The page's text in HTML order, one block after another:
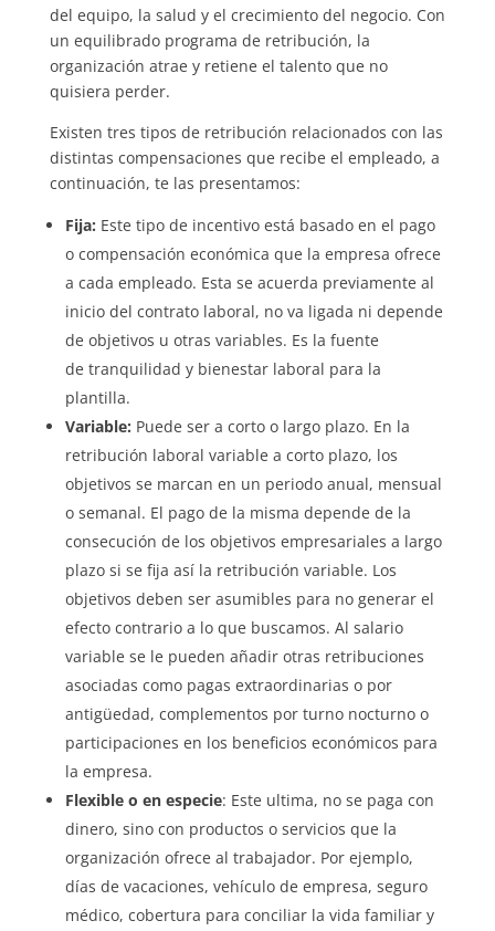
del equipo, la salud y el crecimiento del negocio. Con
un equilibrado programa de retribución, la
organización atrae y retiene el talento que no
quisiera perder.
Existen tres tipos de retribución relacionados con las
distintas compensaciones que recibe el empleado, a
continuación, te las presentamos:
Fija: Este tipo de incentivo está basado en el pago
o compensación económica que la empresa ofrece
a cada empleado. Esta se acuerda previamente al
inicio del contrato laboral, no va ligada ni depende
de objetivos u otras variables. Es la fuente
de tranquilidad y bienestar laboral para la
plantilla.
Variable: Puede ser a corto o largo plazo. En la
retribución laboral variable a corto plazo, los
objetivos se marcan en un periodo anual, mensual
o semanal. El pago de la misma depende de la
consecución de los objetivos empresariales a largo
plazo si se fija así la retribución variable. Los
objetivos deben ser asumibles para no generar el
efecto contrario a lo que buscamos. Al salario
variable se le pueden añadir otras retribuciones
asociadas como pagas extraordinarias o por
antigüedad, complementos por turno nocturno o
participaciones en los beneficios económicos para
la empresa.
Flexible o en especie: Este ultima, no se paga con
dinero, sino con productos o servicios que la
organización ofrece al trabajador. Por ejemplo,
días de vacaciones, vehículo de empresa, seguro
médico, cobertura para conciliar la vida familiar y